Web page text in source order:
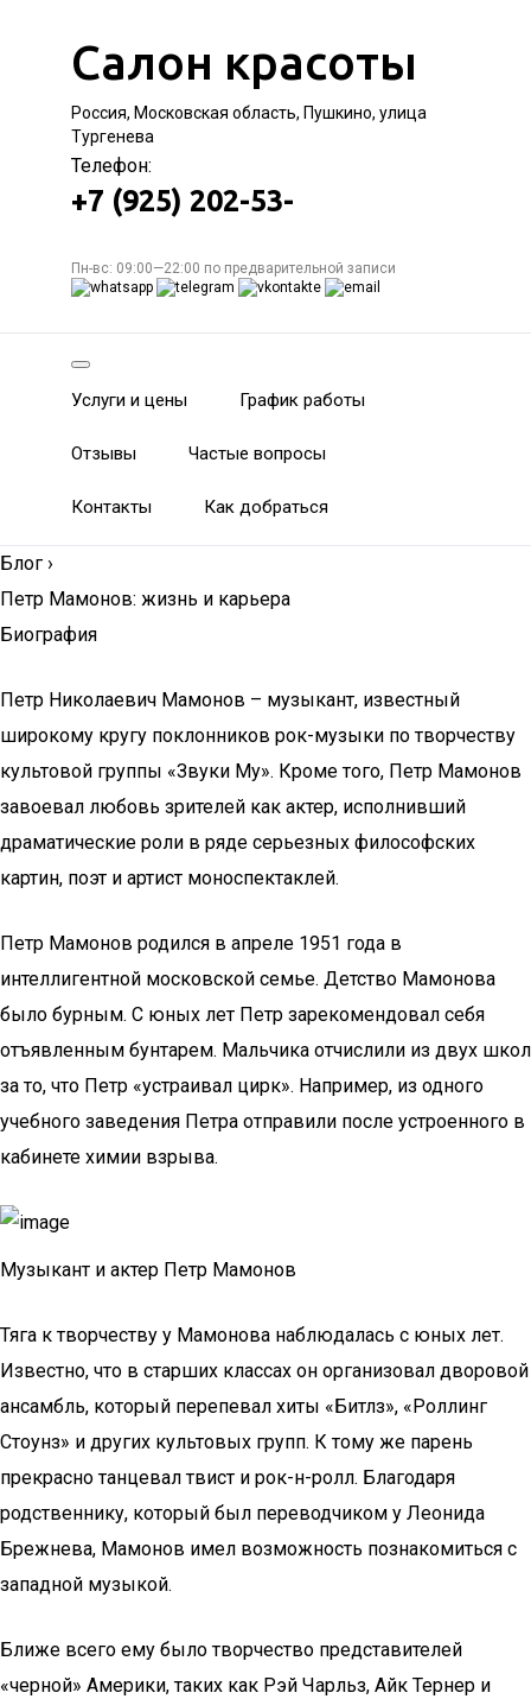
Салон красоты
Россия, Московская область, Пушкино, улица
Тургенева
Телефон:
+7 (925) 202-53-
Пн-вс: 09:00—22:00 по предварительной записи
Услуги и цены График работы
Отзывы Частые вопросы
Контакты Как добраться
Блог ›
Петр Мамонов: жизнь и карьера
Биография
Петр Николаевич Мамонов – музыкант, известный
широкому кругу поклонников рок-музыки по творчеству
культовой группы «Звуки Му». Кроме того, Петр Мамонов
завоевал любовь зрителей как актер, исполнивший
драматические роли в ряде серьезных философских
картин, поэт и артист моноспектаклей.
Петр Мамонов родился в апреле 1951 года в
интеллигентной московской семье. Детство Мамонова
было бурным. С юных лет Петр зарекомендовал себя
отъявленным бунтарем. Мальчика отчислили из двух школ
за то, что Петр «устраивал цирк». Например, из одного
учебного заведения Петра отправили после устроенного в
кабинете химии взрыва.
Музыкант и актер Петр Мамонов
Тяга к творчеству у Мамонова наблюдалась с юных лет.
Известно, что в старших классах он организовал дворовой
ансамбль, который перепевал хиты «Битлз», «Роллинг
Стоунз» и других культовых групп. К тому же парень
прекрасно танцевал твист и рок-н-ролл. Благодаря
родственнику, который был переводчиком у Леонида
Брежнева, Мамонов имел возможность познакомиться с
западной музыкой.
Ближе всего ему было творчество представителей
«черной» Америки, таких как Рэй Чарльз, Айк Тернер и